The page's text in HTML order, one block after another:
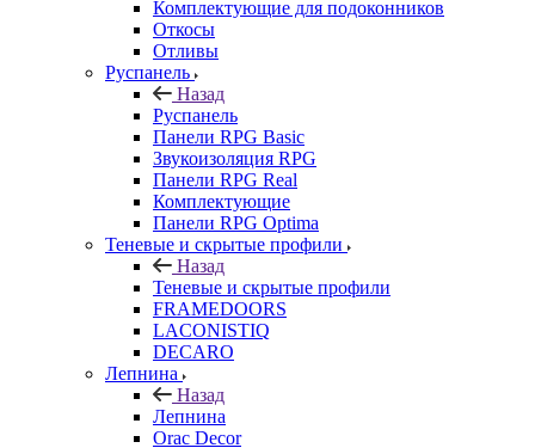
Комплектующие для подоконников
Откосы
Отливы
Руспанель
Назад
Руспанель
Панели RPG Basic
Звукоизоляция RPG
Панели RPG Real
Комплектующие
Панели RPG Optima
Теневые и скрытые профили
Назад
Теневые и скрытые профили
FRAMEDOORS
LACONISTIQ
DECARO
Лепнина
Назад
Лепнина
Orac Decor